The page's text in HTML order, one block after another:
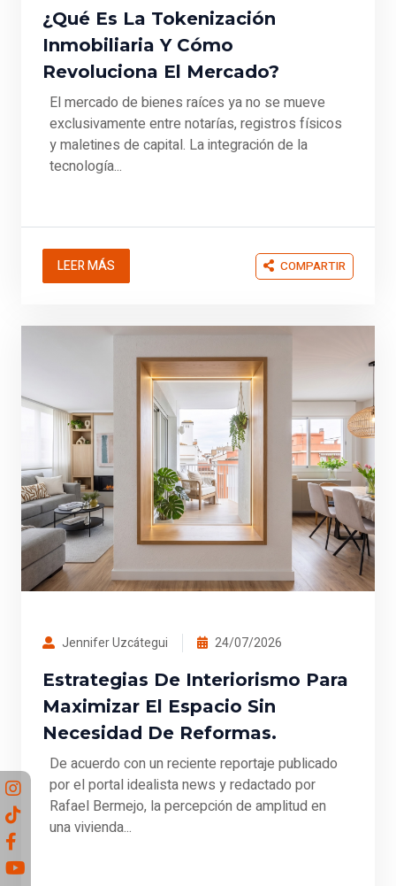
¿Qué Es La Tokenización
Inmobiliaria Y Cómo
Revoluciona El Mercado?
El mercado de bienes raíces ya no se mueve
exclusivamente entre notarías, registros físicos
y maletines de capital. La integración de la
tecnología...
LEER MÁS COMPARTIR
Jennifer Uzcátegui 24/07/2026
Estrategias De Interiorismo Para
Maximizar El Espacio Sin
Necesidad De Reformas.
De acuerdo con un reciente reportaje publicado
por el portal idealista news y redactado por
Rafael Bermejo, la percepción de amplitud en
una vivienda...